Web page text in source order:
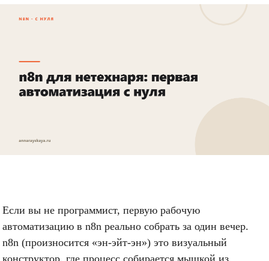
Если вы не программист, первую рабочую
автоматизацию в n8n реально собрать за один вечер.
n8n (произносится «эн-эйт-эн») это визуальный
конструктор, где процесс собирается мышкой из